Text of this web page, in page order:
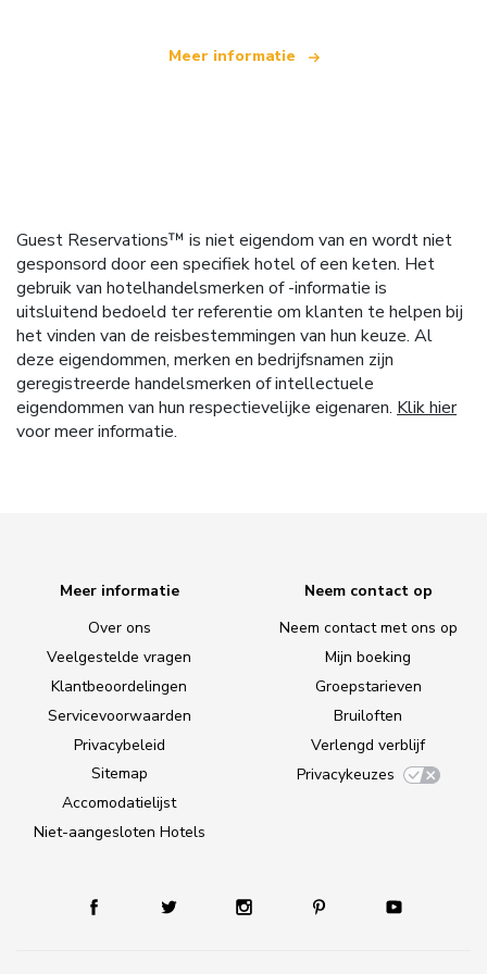
Meer informatie
Guest Reservations™ is niet eigendom van en wordt niet
gesponsord door een specifiek hotel of een keten. Het
gebruik van hotelhandelsmerken of -informatie is
uitsluitend bedoeld ter referentie om klanten te helpen bij
het vinden van de reisbestemmingen van hun keuze. Al
deze eigendommen, merken en bedrijfsnamen zijn
geregistreerde handelsmerken of intellectuele
eigendommen van hun respectievelijke eigenaren. Klik hier
voor meer informatie.
Meer informatie
Over ons
Veelgestelde vragen
Klantbeoordelingen
Servicevoorwaarden
Privacybeleid
Sitemap
Accomodatielijst
Niet-aangesloten Hotels
Neem contact op
Neem contact met ons op
Mijn boeking
Groepstarieven
Bruiloften
Verlengd verblijf
Privacykeuzes